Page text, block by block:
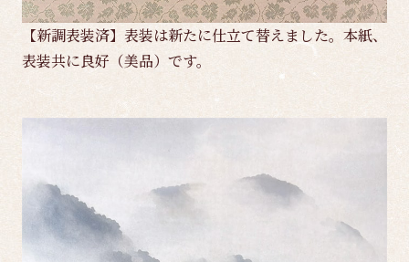
【新調表装済】表装は新たに仕立て替えました。本紙、
表装共に良好（美品）です。